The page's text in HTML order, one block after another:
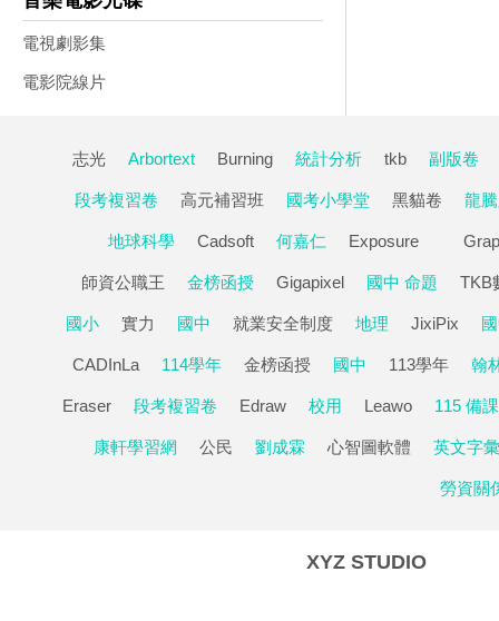
電視劇影集
電影院線片
志光 Arbortext Burning 統計分析 tkb 副版卷
段考複習卷 高元補習班 國考小學堂 黑貓卷 龍
地球科學 Cadsoft 何嘉仁 Exposure
師資公職王 金榜函授 Gigapixel 國中 命題 TKB
國小 實力 國中 就業安全制度 地理 JixiPix
CADInLa 114學年 金榜函授 國中 113學年 翰
Eraser 段考複習卷 Edraw 校用 Leawo 115 備課
康軒學習網 公民 劉成霖 心智圖軟體 英文字彙
勞資關
XYZ STUDIO